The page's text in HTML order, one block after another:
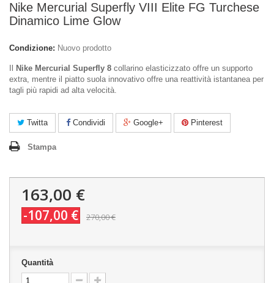
Nike Mercurial Superfly VIII Elite FG Turchese
Dinamico Lime Glow
Condizione: Nuovo prodotto
Nike Mercurial Superfly 8 collarino elasticizzato offre un supporto
extra, mentre il piatto suola innovativo offre una reattività istantanea per
tagli più rapidi ad alta velocità.
Twitta Condividi Google+ Pinterest
Stampa
163,00 €
-107,00 € 270,00 €
Quantità